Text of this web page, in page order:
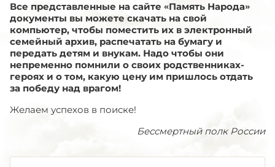
Все представленные на сайте «Память Народа»
документы вы можете скачать на свой
компьютер, чтобы поместить их в электронный
семейный архив, распечатать на бумагу и
передать детям и внукам. Надо чтобы они
непременно помнили о своих родственниках-
героях и о том, какую цену им пришлось отдать
за победу над врагом!
Желаем успехов в поиске!
Бессмертный полк России